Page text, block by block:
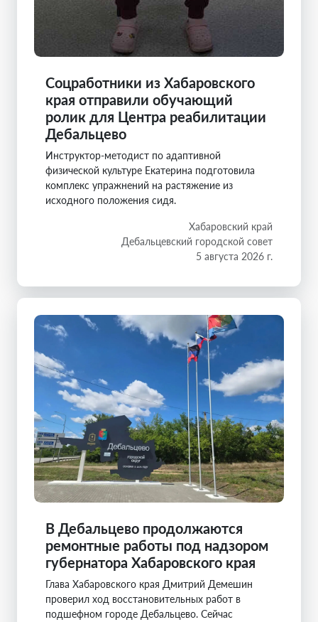
Соцработники из Хабаровского
края отправили обучающий
ролик для Центра реабилитации
Дебальцево
Инструктор-методист по адаптивной
физической культуре Екатерина подготовила
комплекс упражнений на растяжение из
исходного положения сидя.
Хабаровский край
Дебальцевский городской совет
5 августа 2026 г.
В Дебальцево продолжаются
ремонтные работы под надзором
губернатора Хабаровского края
Глава Хабаровского края Дмитрий Демешин
проверил ход восстановительных работ в
подшефном городе Дебальцево. Сейчас